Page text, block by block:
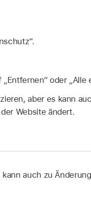
oder „Alle
aber es kann
Website ändert.
auch zu